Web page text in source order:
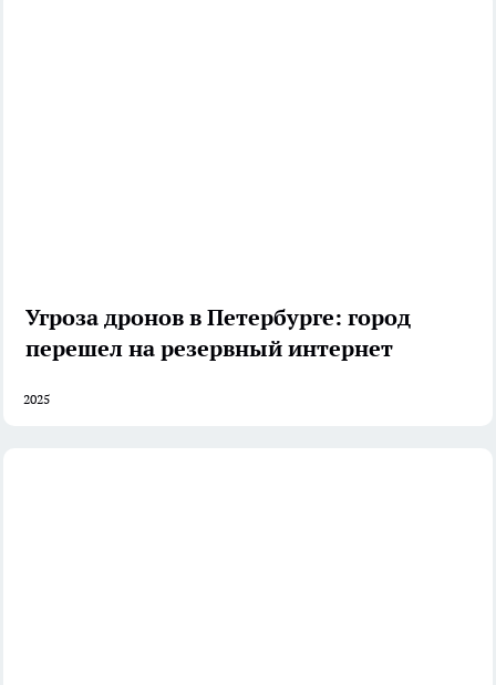
Угроза дронов в Петербурге: город
перешел на резервный интернет
2025